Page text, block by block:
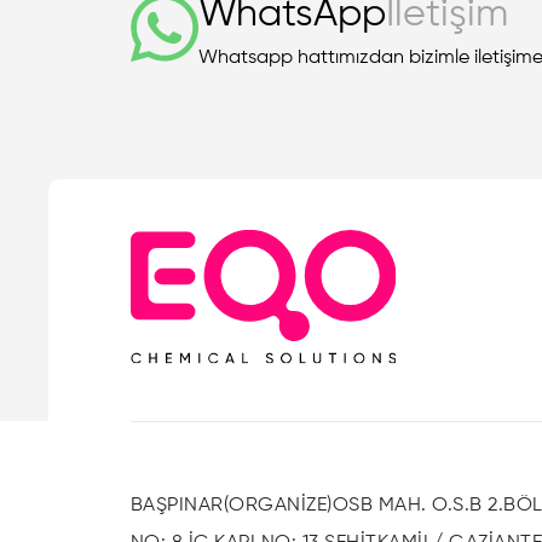
WhatsApp İletişim
Whatsapp hattımızdan bizimle
BAŞPINAR(ORGANİZE)OSB MAH. O.S.B